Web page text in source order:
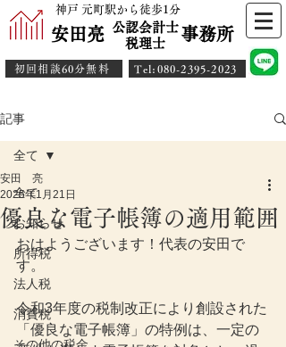
神戸 元町駅から徒歩1分
安田亮 事務所
公認会計士
​税理士
初回相談60分無料 ​Tel:080-2395-2023
記事
全て
お知らせ
所得税
法人税
消費税
全て
優良な電子帳簿の適用範囲
安田 亮
2025年1月21日
おはようございます！代表の安田で
す。
令和3年度の税制改正により創設された
「優良な電子帳簿」の特例は、一定の